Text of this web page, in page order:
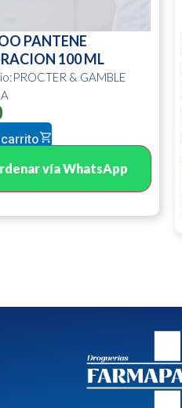
PANTENE
100 ML
& GAMBLE
vía WhatsApp